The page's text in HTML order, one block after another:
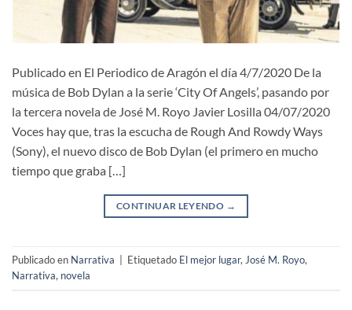
Publicado en El Periodico de Aragón el día 4/7/2020 De la
música de Bob Dylan a la serie ‘City Of Angels’, pasando por
la tercera novela de José M. Royo Javier Losilla 04/07/2020
Voces hay que, tras la escucha de Rough And Rowdy Ways
(Sony), el nuevo disco de Bob Dylan (el primero en mucho
tiempo que graba […]
CONTINUAR LEYENDO →
Publicado en Narrativa Etiquetado El mejor lugar, José M. Royo,
Narrativa, novela